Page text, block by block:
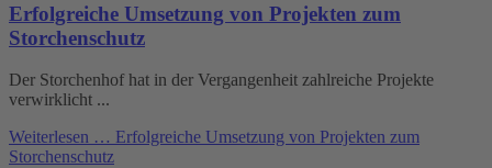
Erfolgreiche Umsetzung von Projekten zum
Storchenschutz
Der Storchenhof hat in der Vergangenheit zahlreiche Projekte
verwirklicht ...
Weiterlesen … Erfolgreiche Umsetzung von Projekten zum
Storchenschutz